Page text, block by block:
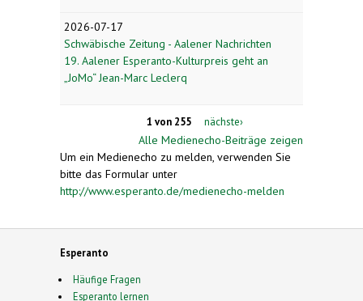
2026-07-17
Schwäbische Zeitung - Aalener Nachrichten
19. Aalener Esperanto-Kulturpreis geht an
„JoMo“ Jean-Marc Leclerq
1 von 255 nächste›
Alle Medienecho-Beiträge zeigen
Um ein Medienecho zu melden, verwenden Sie
bitte das Formular unter
http://www.esperanto.de/medienecho-melden
Esperanto
Häufige Fragen
Esperanto lernen